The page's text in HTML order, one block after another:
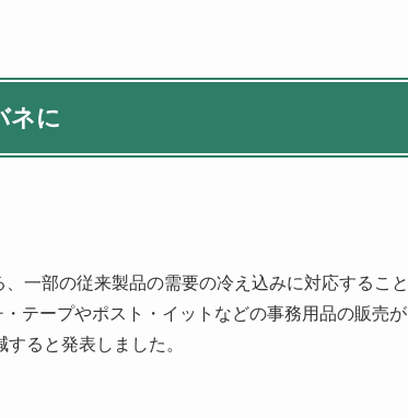
ネに
一部の従来製品の需要の冷え込みに対応すること
テープやポスト・イットなどの事務用品の販売が
ると発表しました。